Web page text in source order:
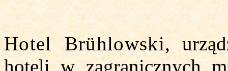
Hotel Brühlowski,
hoteli w zagranicznych